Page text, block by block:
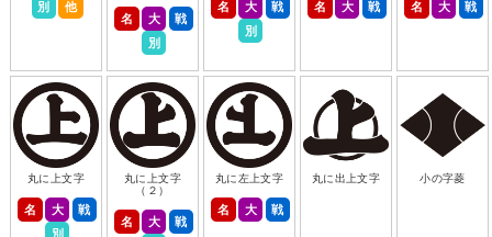
別 他
名 大
戦
別
名 大
戦
別
名 大 戦 名 大 戦
丸に上文字
名 大
戦
別
丸に上文字
（２）
名 大 戦
丸に左上文字
名 大 戦
丸に出上文字 小の字菱